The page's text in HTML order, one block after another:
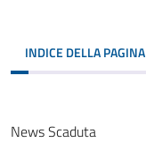
INDICE DELLA PAGINA
News Scaduta